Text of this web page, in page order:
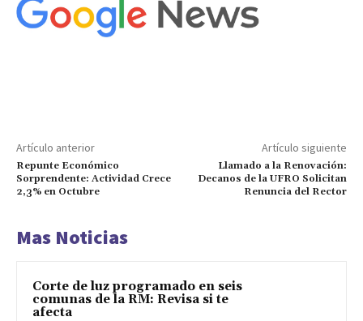
Artículo anterior
Repunte Económico
Sorprendente: Actividad Crece
2,3% en Octubre
Artículo siguiente
Llamado a la Renovación:
Decanos de la UFRO Solicitan
Renuncia del Rector
Mas Noticias
Corte de luz programado en seis
comunas de la RM: Revisa si te
afecta